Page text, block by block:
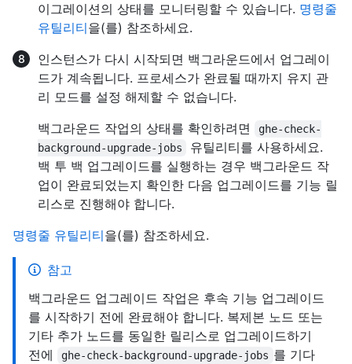
이그레이션의 상태를 모니터링할 수 있습니다. 명령줄
유틸리티을(를) 참조하세요.
인스턴스가 다시 시작되면 백그라운드에서 업그레이
드가 계속됩니다. 프로세스가 완료될 때까지 유지 관
리 모드를 설정 해제할 수 없습니다.
백그라운드 작업의 상태를 확인하려면
ghe-check-
background-upgrade-jobs
유틸리티를 사용하세요.
백 투 백 업그레이드를 실행하는 경우 백그라운드 작
업이 완료되었는지 확인한 다음 업그레이드를 기능 릴
리스로 진행해야 합니다.
명령줄 유틸리티을(를) 참조하세요.
참고
백그라운드 업그레이드 작업은 후속 기능 업그레이드
를 시작하기 전에 완료해야 합니다. 복제본 노드 또는
기타 추가 노드를 동일한 릴리스로 업그레이드하기
전에
ghe-check-background-upgrade-jobs 를 기다